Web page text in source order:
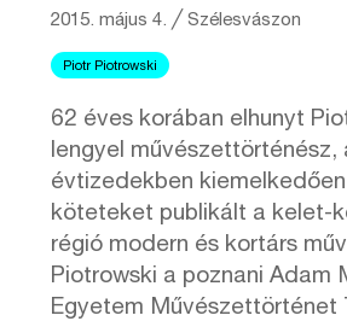
2015. május 4. ╱Szélesvászon
Piotr Piotrowski
62 éves korában elhunyt
lengyel művészettörténész,
évtizedekben
köteteket publikált a kelet-
régió modern és kortárs
Piotrowski a poznani Adam
Egyetem Művészettörténet